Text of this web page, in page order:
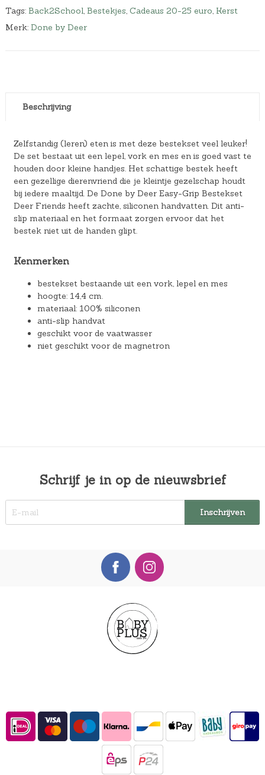
Tags: Back2School, Bestekjes, Cadeaus 20-25 euro, Kerst
Merk: Done by Deer
Beschrijving
Zelfstandig (leren) eten is met deze bestekset veel leuker!
De set bestaat uit een lepel, vork en mes en is goed vast te
houden door kleine handjes. Het schattige bestek heeft
een gezellige dierenvriend die je kleintje gezelschap houdt
bij iedere maaltijd. De Done by Deer Easy-Grip Bestekset
Deer Friends heeft zachte, siliconen handvatten. Dit anti-
slip materiaal en het formaat zorgen ervoor dat het
bestek niet uit de handen glipt.
Kenmerken
bestekset bestaande uit een vork, lepel en mes
hoogte: 14,4 cm.
materiaal: 100% siliconen
anti-slip handvat
geschikt voor de vaatwasser
niet geschikt voor de magnetron
Schrijf je in op de nieuwsbrief